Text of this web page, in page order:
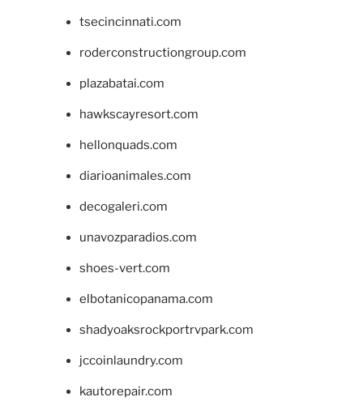
tsecincinnati.com
roderconstructiongroup.com
plazabatai.com
hawkscayresort.com
hellonquads.com
diarioanimales.com
decogaleri.com
unavozparadios.com
shoes-vert.com
elbotanicopanama.com
shadyoaksrockportrvpark.com
jccoinlaundry.com
kautorepair.com